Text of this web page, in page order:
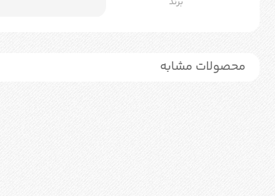
محصولات مشابه